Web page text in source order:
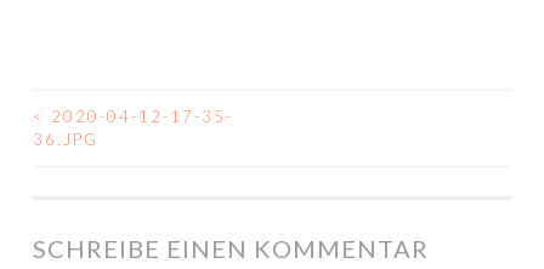
BEITRAGSNAVIGATION
<
2020-04-12-17-35-
36.JPG
SCHREIBE EINEN KOMMENTAR